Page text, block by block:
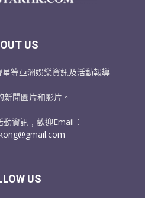
US
等亞洲娛樂資訊及活動報導
新聞圖片和影片。
資訊﹐歡迎Email：
US